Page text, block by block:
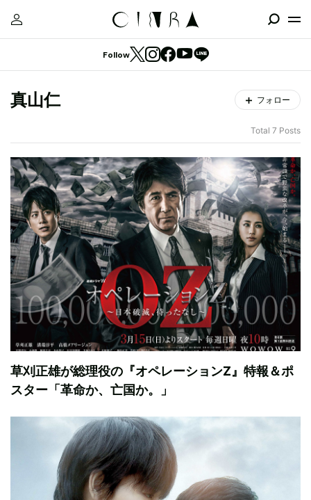
Follow
真山仁 フォロー
Total 7 Posts
草刈正雄が総理役の『オペレーションZ』特報＆ポ
スター「革命か、亡国か。」